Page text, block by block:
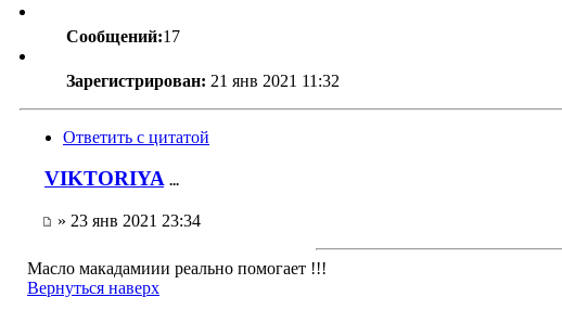
Сообщений:17
Зарегистрирован: 21 янв 2021 11:32
Ответить с цитатой
VIKTORIYA ...
» 23 янв 2021 23:34
Масло макадамиии реально помогает !!!
Вернуться наверх